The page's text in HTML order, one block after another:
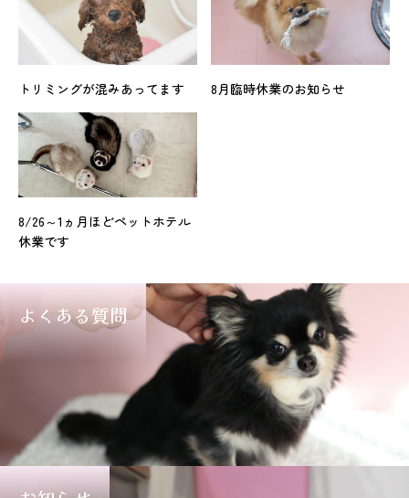
トリミングが混みあってます 8月臨時休業のお知らせ
8/26～1ヵ月ほどペットホテル
休業です
よくある質問